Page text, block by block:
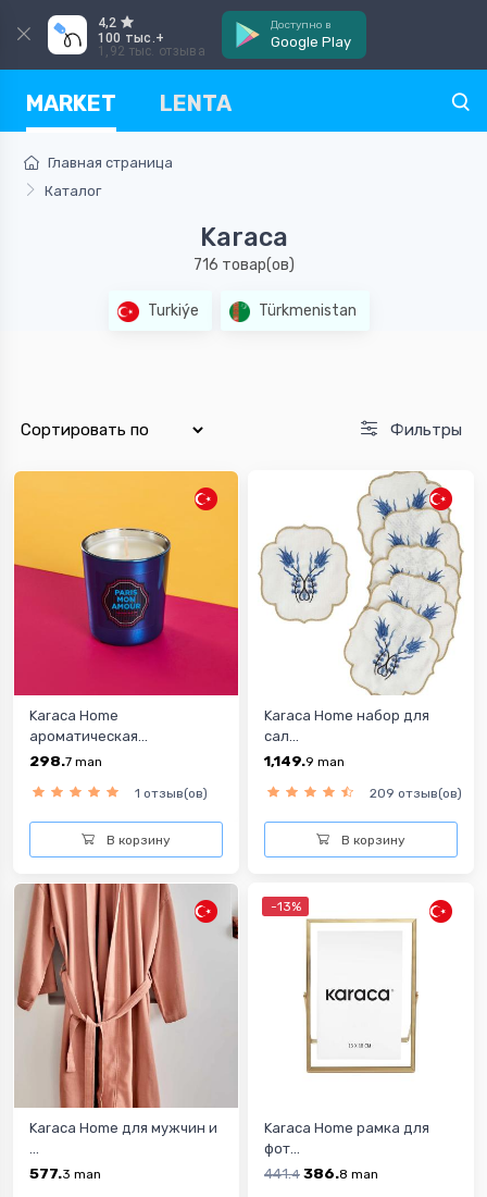
4,2
100 тыс.+
1,92 тыс. отзыва
Доступно в
Google Play
MARKET LENTA
Главная страница
Каталог
Karaca
716 товар(ов)
Turkiýe Türkmenistan
Фильтры
Karaca Home
ароматическая...
298.7 man
1 отзыв(ов)
В корзину
Karaca Home набор для
сал...
1,149.9 man
209 отзыв(ов)
В корзину
Karaca Home для мужчин и
...
577.3 man
-13%
Karaca Home рамка для
фот...
441.4 386.8 man